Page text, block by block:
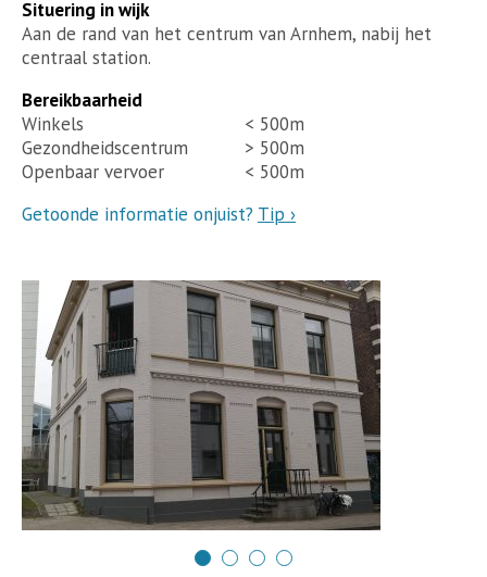
Situering in wijk
Aan de rand van het centrum van Arnhem, nabij het
centraal station.
Bereikbaarheid
Winkels
< 500m
Gezondheidscentrum
> 500m
Openbaar vervoer
< 500m
Getoonde informatie onjuist? Tip ›